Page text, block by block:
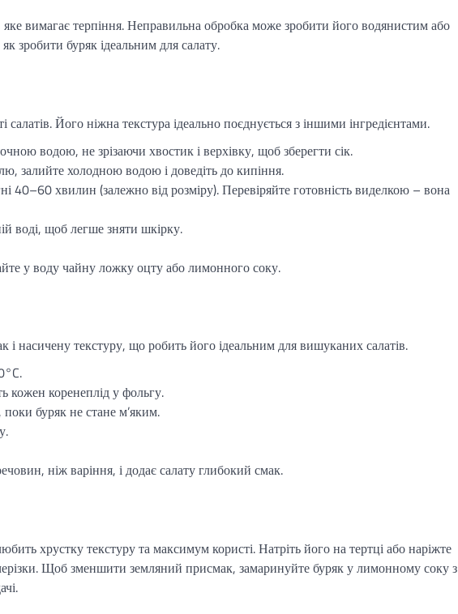
вимагає терпіння. Неправильна обробка може зробити його водянистим або
зробити буряк ідеальним для салату.
Його ніжна текстура ідеально поєднується з іншими інгредієнтами.
водою, не зрізаючи хвостик і верхівку, щоб зберегти сік.
залийте холодною водою і доведіть до кипіння.
40–60 хвилин (залежно від розміру). Перевіряйте готовність виделкою – вона
воді, щоб легше зняти шкірку.
у воду чайну ложку оцту або лимонного соку.
і насичену текстуру, що робить його ідеальним для вишуканих салатів.
кожен коренеплід у фольгу.
буряк не стане м’яким.
ніж варіння, і додає салату глибокий смак.
хрустку текстуру та максимум користі. Натріть його на тертці або наріжте
Щоб зменшити земляний присмак, замаринуйте буряк у лимонному соку з